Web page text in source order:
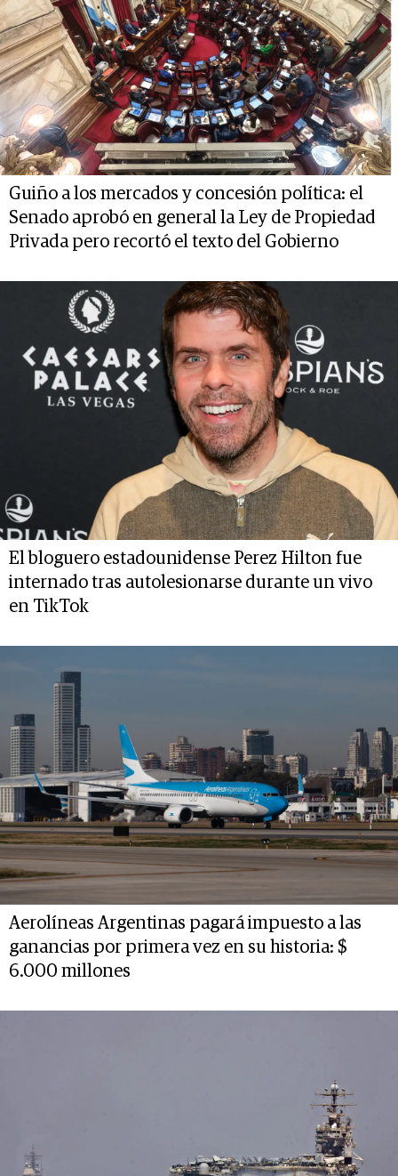
Guiño a los mercados y concesión política: el
Senado aprobó en general la Ley de Propiedad
Privada pero recortó el texto del Gobierno
El bloguero estadounidense Perez Hilton fue
internado tras autolesionarse durante un vivo
en TikTok
Aerolíneas Argentinas pagará impuesto a las
ganancias por primera vez en su historia: $
6.000 millones